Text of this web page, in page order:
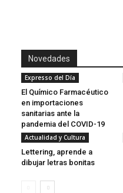
Novedades
Expresso del Día
El Químico Farmacéutico
en importaciones
sanitarias ante la
pandemia del COVID-19
Actualidad y Cultura
Lettering, aprende a
dibujar letras bonitas